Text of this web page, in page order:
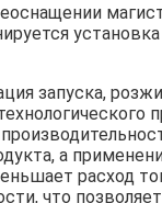
запуска,
а
расход
что